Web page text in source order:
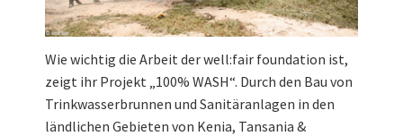
Wie wichtig die Arbeit der well:fair foundation ist,
zeigt ihr Projekt „100% WASH“. Durch den Bau von
Trinkwasserbrunnen und Sanitäranlagen in den
ländlichen Gebieten von Kenia, Tansania &